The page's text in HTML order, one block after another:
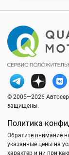
© 2005—2026
защищены.
Политика
Обратите внимание
указанные цены на
характер и ни при